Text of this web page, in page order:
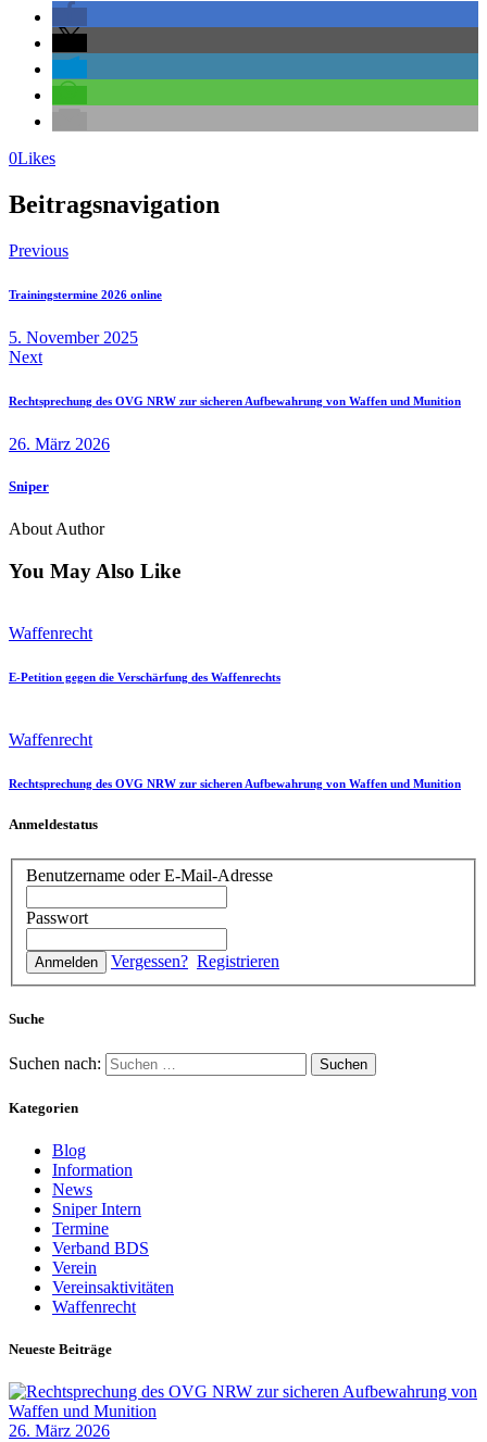
0Likes
Beitragsnavigation
Previous
Trainingstermine 2026 online
5. November 2025
Next
Rechtsprechung des OVG NRW zur sicheren Aufbewahrung von Waffen und Munition
26. März 2026
Sniper
About Author
You May Also Like
Waffenrecht
E-Petition gegen die Verschärfung des Waffenrechts
Waffenrecht
Rechtsprechung des OVG NRW zur sicheren Aufbewahrung von Waffen und Munition
Anmeldestatus
Benutzername oder E-Mail-Adresse
Passwort
Vergessen? Registrieren
Suche
Suchen nach:
Kategorien
Blog
Information
News
Sniper Intern
Termine
Verband BDS
Verein
Vereinsaktivitäten
Waffenrecht
Neueste Beiträge
26. März 2026